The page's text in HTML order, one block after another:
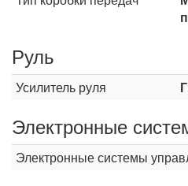
Руль
Усилитель руля
Электронные
Электронные системы